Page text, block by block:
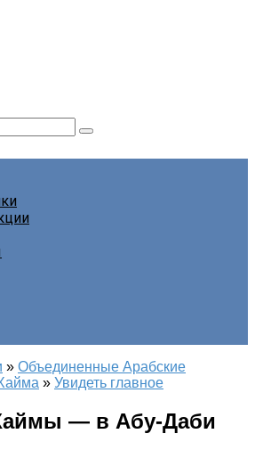
» Объединенные Арабские
» Увидеть главное
— в Абу-Даби